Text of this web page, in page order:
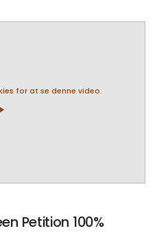
for at se denne video.
Petition 100%